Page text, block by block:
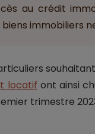
au crédit
immobiliers
locatif ont ainsi
trimestre